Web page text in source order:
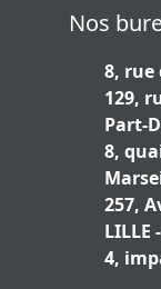
Nos
8, rue
129,
Part-
8,
257,
LILLE
4,